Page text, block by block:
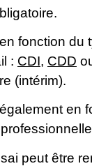
fonction du
: CDI, CDD
(intérim).
en
peut être